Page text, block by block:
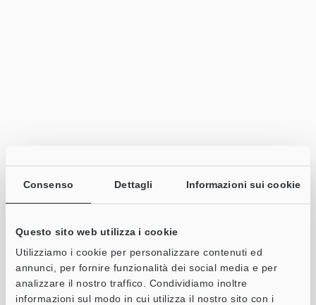
Consenso Dettagli Informazioni sui cookie
Questo sito web utilizza i cookie
Utilizziamo i cookie per personalizzare contenuti ed
annunci, per fornire funzionalità dei social media e per
analizzare il nostro traffico. Condividiamo inoltre
informazioni sul modo in cui utilizza il nostro sito con i